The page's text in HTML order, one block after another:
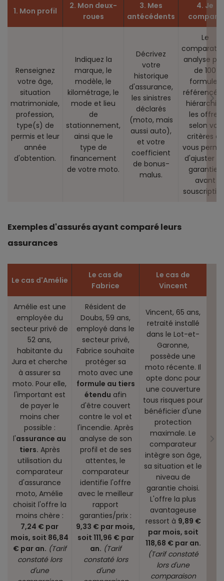
1. Mon profil
2. Mon deux-
roues
3. Mes
antécédents
4. Je
compare
Renseignez
votre âge,
situation
matrimoniale,
profession,
type(s) de
permis et leur
année
d'obtention.
Indiquez la
marque, le
modèle, le
kilométrage, le
mode et lieu
de
stationnement,
ainsi que le
type de
financement
de votre moto.
Décrivez
votre
historique
d'assurance,
les sinistres
déclarés
(moto, mais
aussi auto),
et votre
coefficient
de bonus-
malus.
Le
analyse
de 100
formules
hiérarchise
les offres
selon vos
critères et
vous
d'ajuster
garanties
avant
Exemples d'assurés ayant comparé leurs
assurances
Le cas d'Amélie
Le cas de
Fabrice
Le cas de
Vincent
Amélie est une
employée du
secteur privé de
52 ans,
habitante du
Jura et cherche
à assurer sa
moto. Pour elle,
l'important est
de payer le
moins cher
possible :
l'assurance au
tiers. Après
utilisation du
comparateur
d'assurance
moto, Amélie
choisit l'offre la
moins chère :
7,24 € par
mois, soit 86,84
€ par an. (Tarif
constaté lors
d'une
Résident de
Doubs, 59 ans,
employé dans le
secteur privé,
Fabrice souhaite
protéger sa
moto avec une
formule au tiers
étendu afin
d'être couvert
contre le vol et
l'incendie. Après
analyse de son
profil et de ses
attentes, le
comparateur
identifie l'offre
avec le meilleur
rapport
garanties/prix :
9,33 € par mois,
soit 111,96 € par
an. (Tarif
constaté lors
d'une
Vincent, 65 ans,
retraité installé
dans le Lot-et-
Garonne,
possède une
moto récente. Il
opte donc pour
une couverture
tous risques pour
bénéficier d'une
protection
maximale. Le
comparateur
intègre son âge,
sa situation et le
niveau de
garantie choisi.
L'offre la plus
avantageuse
ressort à 9,89 €
par mois, soit
118,68 € par an.
(Tarif constaté
lors d'une
comparaison